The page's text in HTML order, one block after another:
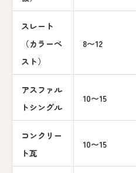
スレート
（カラーベ
スト）
8〜12
アスファル
トシングル
10〜15
コンクリー
ト瓦
10〜15